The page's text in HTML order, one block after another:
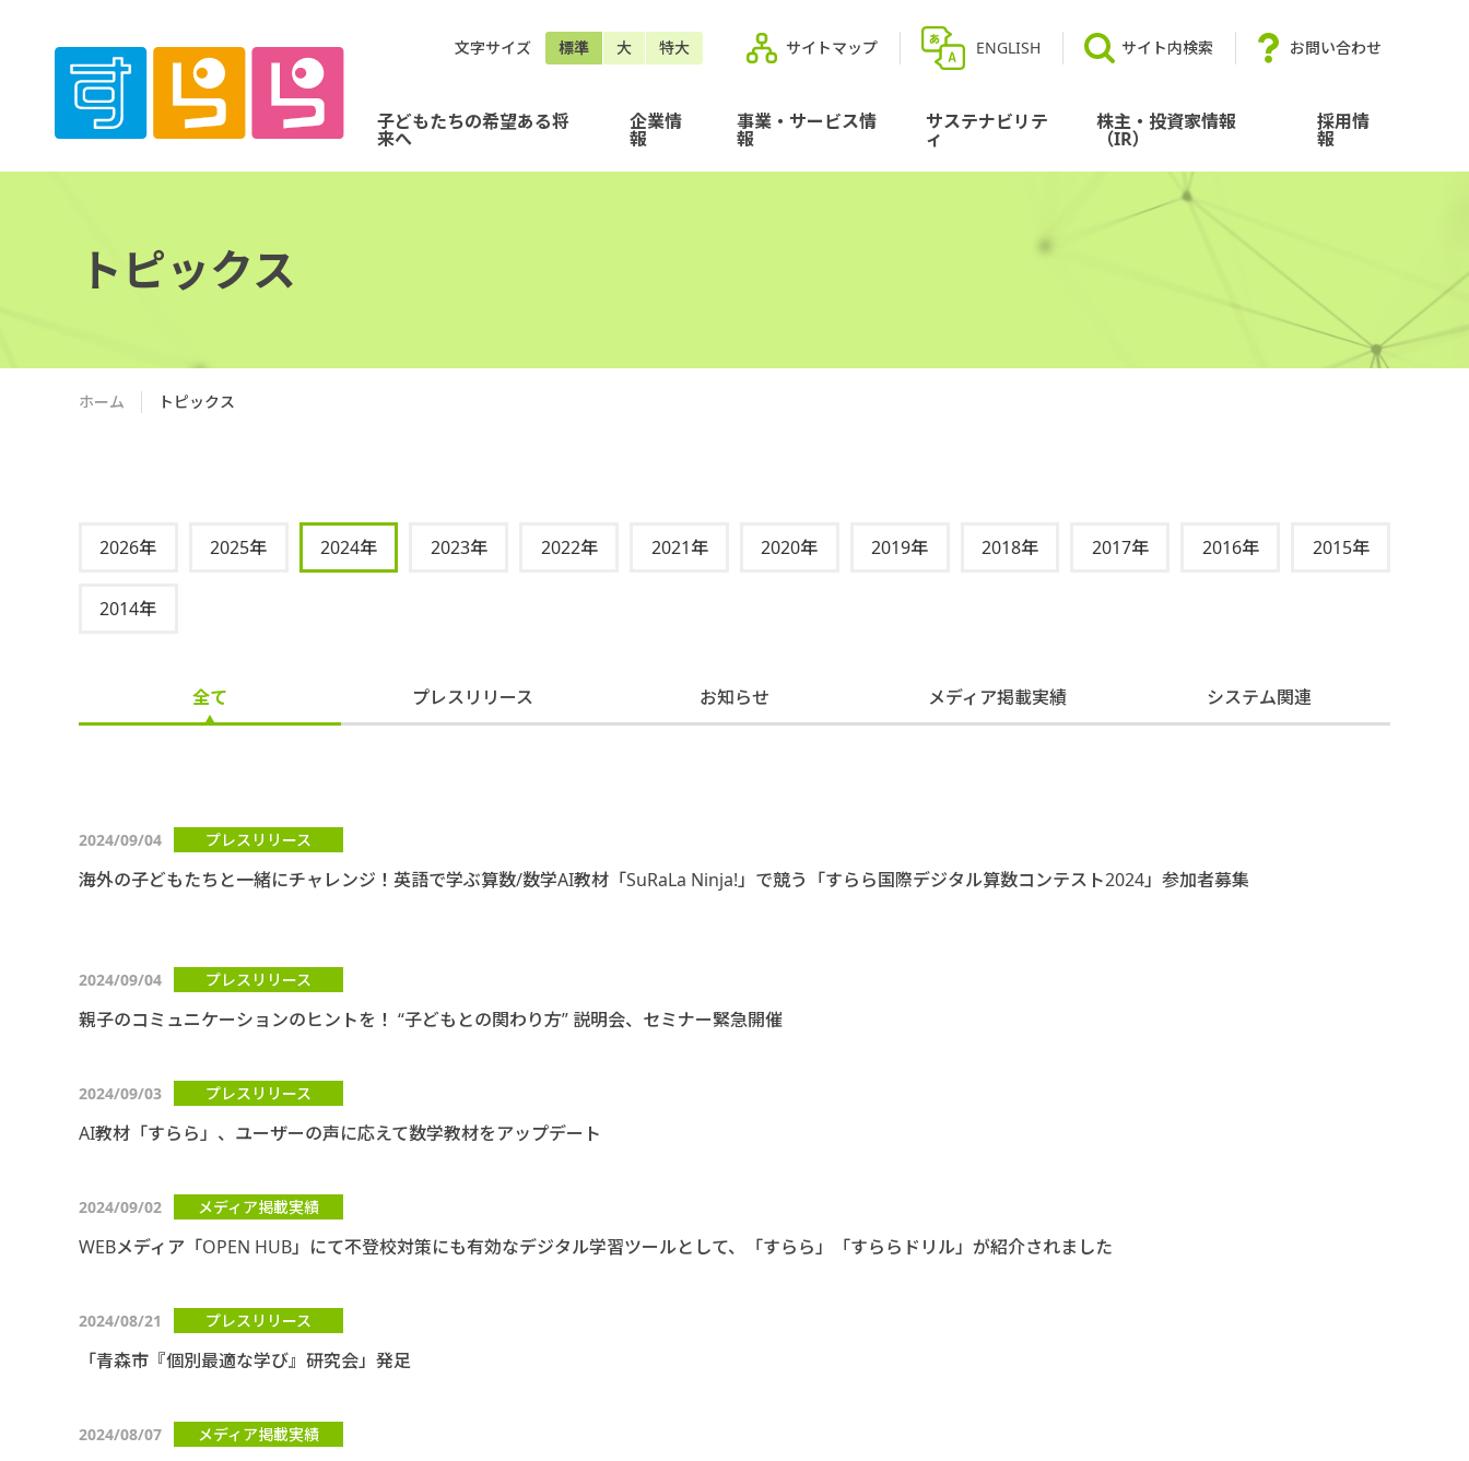
文字サイズ 標準 大 特大 サイトマップ ENGLISH サイト内検索 お問い合わせ
子どもたちの希望ある将
来へ
企業情
報
事業・サービス情
報
サステナビリテ
ィ
株主・投資家情報
（IR）
採用情
報
トピックス
ホーム トピックス
2026年 2025年 2024年 2023年 2022年 2021年 2020年 2019年 2018年 2017年 2016年 2015年
2014年
全て プレスリリース お知らせ メディア掲載実績 システム関連
2024/09/04 プレスリリース
海外の子どもたちと一緒にチャレンジ！英語で学ぶ算数/数学AI教材「SuRaLa Ninja!」で競う「すらら国際デジタル算数コンテスト2024」参加者募集
2024/09/04 プレスリリース
親子のコミュニケーションのヒントを！ “子どもとの関わり方” 説明会、セミナー緊急開催
2024/09/03 プレスリリース
AI教材「すらら」、ユーザーの声に応えて数学教材をアップデート
2024/09/02 メディア掲載実績
WEBメディア「OPEN HUB」にて不登校対策にも有効なデジタル学習ツールとして、「すらら」「すららドリル」が紹介されました
2024/08/21 プレスリリース
「青森市『個別最適な学び』研究会」発足
2024/08/07 メディア掲載実績